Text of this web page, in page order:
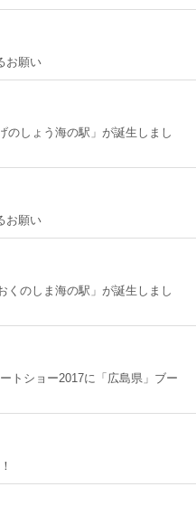
お願い
のしょう海の駅」が誕生しまし
お願い
くのしま海の駅」が誕生しまし
トショー2017に「広島県」ブー